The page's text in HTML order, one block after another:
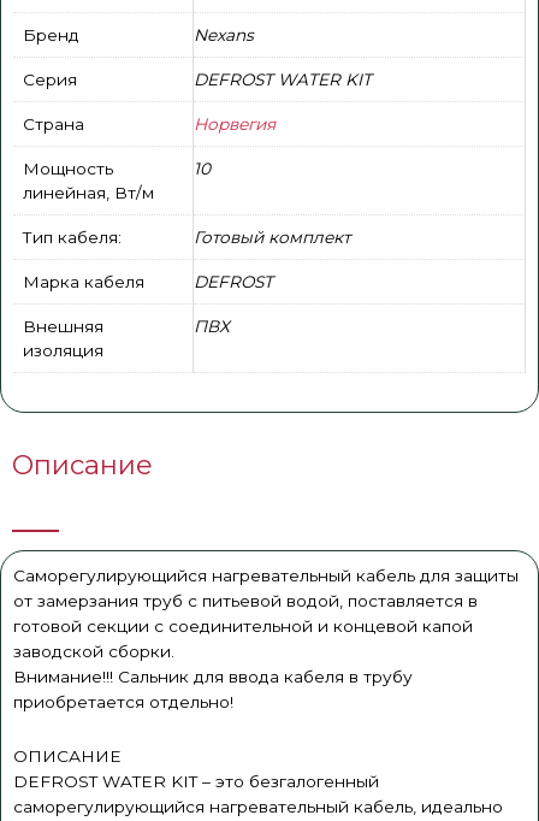
Бренд Nexans
Серия DEFROST WATER KIT
Страна Норвегия
Мощность
линейная, Вт/м
10
Тип кабеля: Готовый комплект
Марка кабеля DEFROST
Внешняя
изоляция
ПВХ
Описание
Саморегулирующийся нагревательный кабель для защиты
от замерзания труб с питьевой водой, поставляется в
готовой секции с соединительной и концевой капой
заводской сборки.
Внимание!!! Сальник для ввода кабеля в трубу
приобретается отдельно!
ОПИСАНИЕ
DEFROST WATER KIT – это безгалогенный
саморегулирующийся нагревательный кабель, идеально